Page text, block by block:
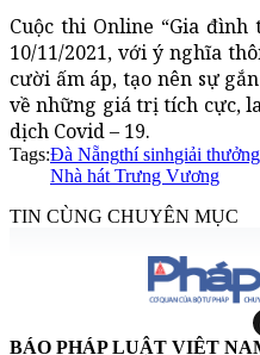
Cuộc thi Online “Gia
10/11/2021, với ý nghĩa
cười ấm áp, tạo nên sự
về những giá trị tích cực,
dịch Covid – 19.
Tags:Đà Nẵngthí sinhgiải thưởng
Nhà hát Trưng Vương
TIN CÙNG CHUYÊN MỤC
BÁO PHÁP LUẬT VIỆT